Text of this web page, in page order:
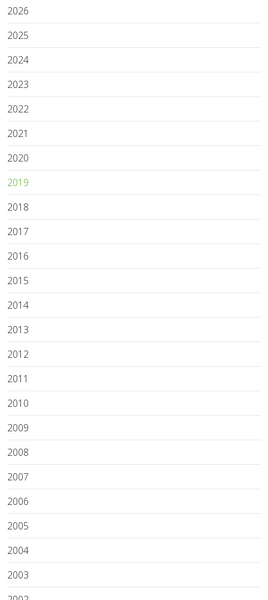
2026
2025
2024
2023
2022
2021
2020
2019
2018
2017
2016
2015
2014
2013
2012
2011
2010
2009
2008
2007
2006
2005
2004
2003